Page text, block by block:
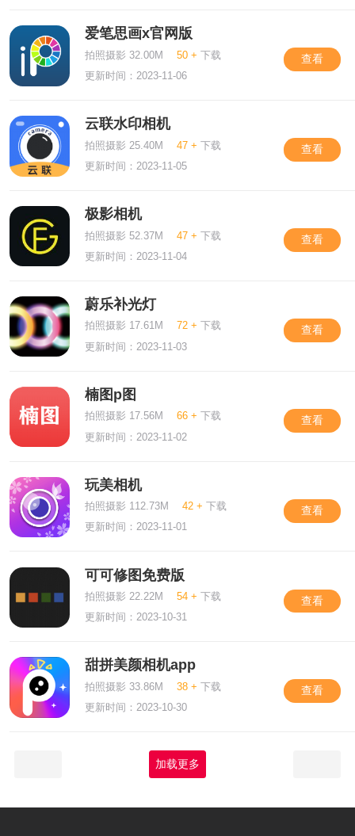
爱笔思画x官网版
拍照摄影 32.00M 50 + 下载
更新时间：2023-11-06
查看
云联水印相机
拍照摄影 25.40M 47 + 下载
更新时间：2023-11-05
查看
极影相机
拍照摄影 52.37M 47 + 下载
更新时间：2023-11-04
查看
蔚乐补光灯
拍照摄影 17.61M 72 + 下载
更新时间：2023-11-03
查看
楠图p图
拍照摄影 17.56M 66 + 下载
更新时间：2023-11-02
查看
玩美相机
拍照摄影 112.73M 42 + 下载
更新时间：2023-11-01
查看
可可修图免费版
拍照摄影 22.22M 54 + 下载
更新时间：2023-10-31
查看
甜拼美颜相机app
拍照摄影 33.86M 38 + 下载
更新时间：2023-10-30
查看
加载更多